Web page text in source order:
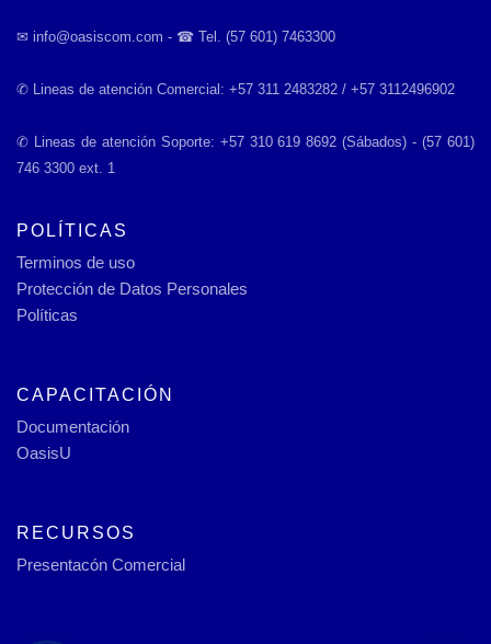
✉︎ info@oasiscom.com - ☎︎ Tel. (57 601) 7463300
✆ Lineas de atención Comercial: +57 311 2483282 / +57 3112496902
✆ Lineas de atención Soporte: +57 310 619 8692 (Sábados) - (57 601)
746 3300 ext. 1
POLÍTICAS
Terminos de uso
Protección de Datos Personales
Políticas
CAPACITACIÓN
Documentación
OasisU
RECURSOS
Presentacón Comercial